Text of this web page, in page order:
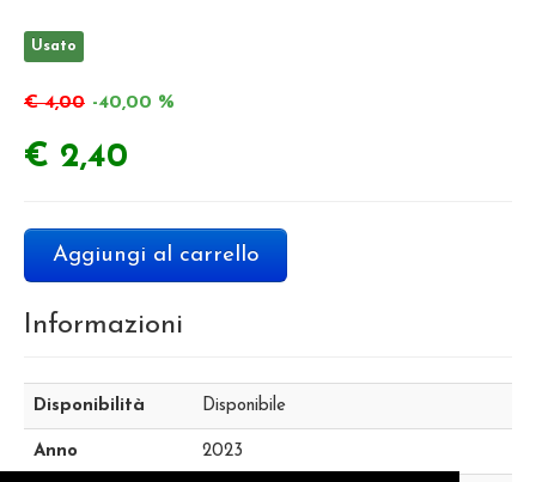
Usato
€ 4,00 -40,00 %
€ 2,40
Aggiungi al carrello
Informazioni
Disponibilità Disponibile
Anno 2023